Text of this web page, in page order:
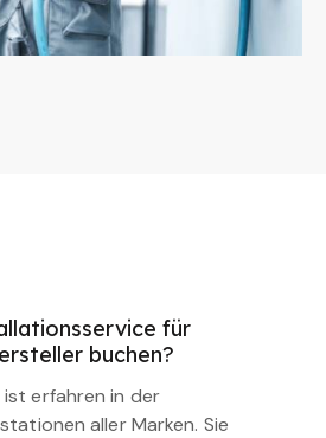
für
buchen?
ist erfahren in der
aller Marken. Sie